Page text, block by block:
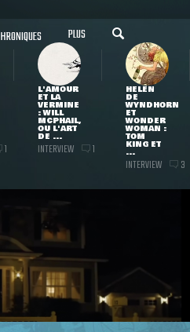
PLUS
1
L'AMOUR
ET LA
VERMINE
: WILL
MCPHAIL,
OU L'ART
DE ...
INTERVIEW 1
HELEN
DE
WYNDHORN
ET
WONDER
WOMAN :
TOM
KING ET
...
INTERVIEW 3